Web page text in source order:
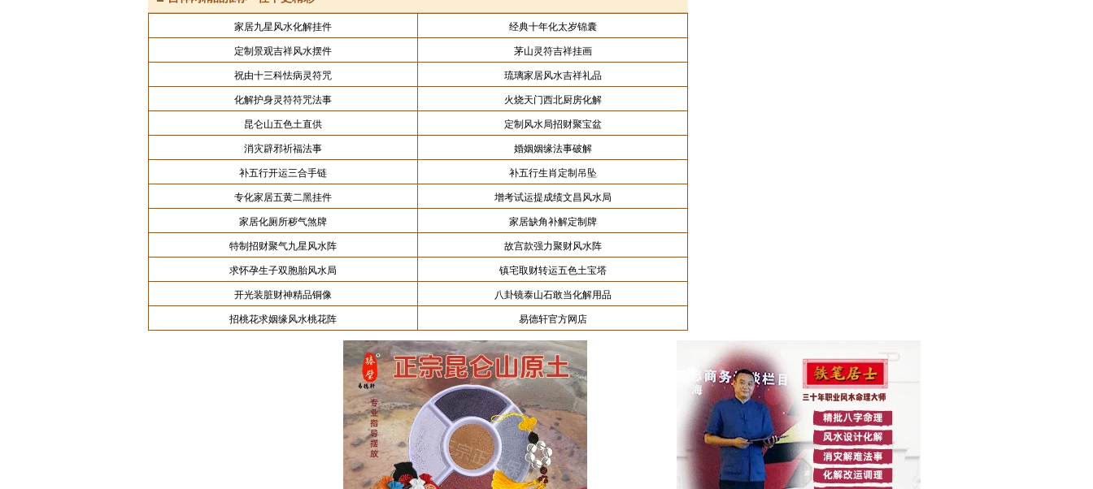
家居九星风水化解挂件
经典十年化太岁锦囊
定制景观吉祥风水摆件
茅山灵符吉祥挂画
祝由十三科怯病灵符咒
琉璃家居风水吉祥礼品
化解护身灵符符咒法事
火烧天门西北厨房化解
昆仑山五色土直供
定制风水局招财聚宝盆
消灾辟邪祈福法事
婚姻姻缘法事破解
补五行开运三合手链
补五行生肖定制吊坠
专化家居五黄二黑挂件
增考试运提成绩文昌风水局
家居化厕所秽气煞牌
家居缺角补解定制牌
特制招财聚气九星风水阵
故宫款强力聚财风水阵
求怀孕生子双胞胎风水局
镇宅取财转运五色土宝塔
开光装脏财神精品铜像
八卦镜泰山石敢当化解用品
招桃花求姻缘风水桃花阵
易德轩官方网店